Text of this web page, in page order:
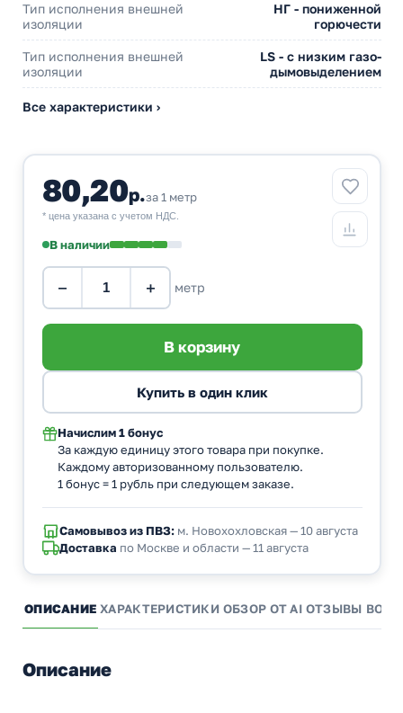
Тип исполнения внешней
изоляции
НГ - пониженной
горючести
Тип исполнения внешней
изоляции
LS - с низким газо-
дымовыделением
Все характеристики ›
80,20р.за 1 метр
* цена указана с учетом НДС.
В наличии
− + метр
Начислим 1 бонус
За каждую единицу этого товара при покупке.
Каждому авторизованному пользователю.
1 бонус = 1 рубль при следующем заказе.
Самовывоз из ПВЗ:м. Новохохловская — 10 августа
Доставка по Москве и области — 11 августа
ОПИСАНИЕ ХАРАКТЕРИСТИКИ ОБЗОР ОТ AI ОТЗЫВЫ
Описание